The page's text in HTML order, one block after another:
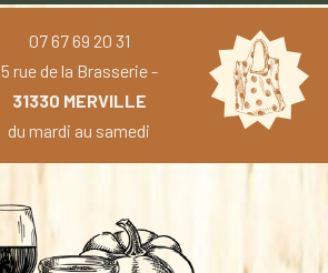
07 67 69 20 31
5 rue de la Brasserie -
31330 MERVILLE
du mardi au samedi